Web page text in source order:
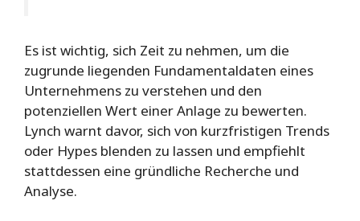
Es ist wichtig, sich Zeit zu nehmen, um die
zugrunde liegenden Fundamentaldaten eines
Unternehmens zu verstehen und den
potenziellen Wert einer Anlage zu bewerten.
Lynch warnt davor, sich von kurzfristigen Trends
oder Hypes blenden zu lassen und empfiehlt
stattdessen eine gründliche Recherche und
Analyse.